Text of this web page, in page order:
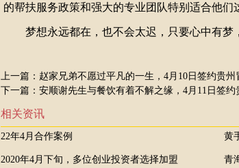
的帮扶服务政策和强大的专业团队特别适合他们
梦想永远都在，也不会太迟，只要心中有梦
上一篇： 赵家兄弟不愿过平凡的一生，4月10日签约贵州
下一篇： 安顺谢先生与餐饮有着不解之缘，4月11日签约
相关资讯
22年4月合作案例 黄
2020年4月下旬，多位创业投资者选择加盟 青